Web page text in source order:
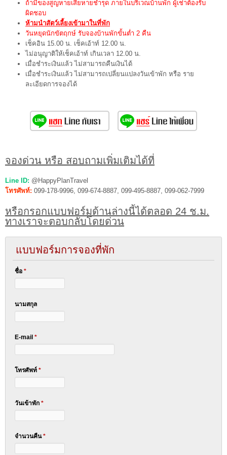
ถ้ามีของสูญหายเสียหายชำรุด ภายในบริเวณบ้านพัก ผู้เช่าต้องรับ
ผิดชอบ
ห้ามนำสัตว์เลี้ยงเข้ามาในที่พัก
วันหยุดนักขัตฤกษ์ รับจองบ้านพักขั้นต่ำ 2 คืน
เช็คอิน 15.00 น. เช็คเอ้าท์ 12.00 น.
ไม่อนุญาติให้เช็คเอ้าท์ เกินเวลา 12.00 น.
เมื่อชำระเงินแล้ว ไม่สามารถคืนเงินได้
เมื่อชำระเงินแล้ว ไม่สามารถเปลี่ยนแปลงวันเข้าพัก หรือ ราย
ละเอียดการจองได้
จองด่วน หรือ สอบถามเพิ่มเติมได้ที่
Line ID: @HappyPlanTravel
โทรศัพท์: 099-178-9996, 099-674-8887, 099-495-8887, 099-062-7999
หรือกรอกแบบฟอร์มด้านล่างนี้ได้ตลอด 24 ช.ม.
ทางเราจะตอบกลับโดยด่วน
แบบฟอร์มการจองที่พัก
ชื่อ *
นามสกุล
E-mail *
โทรศัพท์ *
วันเข้าพัก *
จำนวนคืน*